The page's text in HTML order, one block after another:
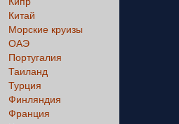
Китай
Морские круизы
ОАЭ
Португалия
Таиланд
Турция
Финляндия
Франция